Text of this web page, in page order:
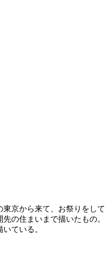
東京から来て、お祭りをして
の住まいまで描いたもの。
ている。